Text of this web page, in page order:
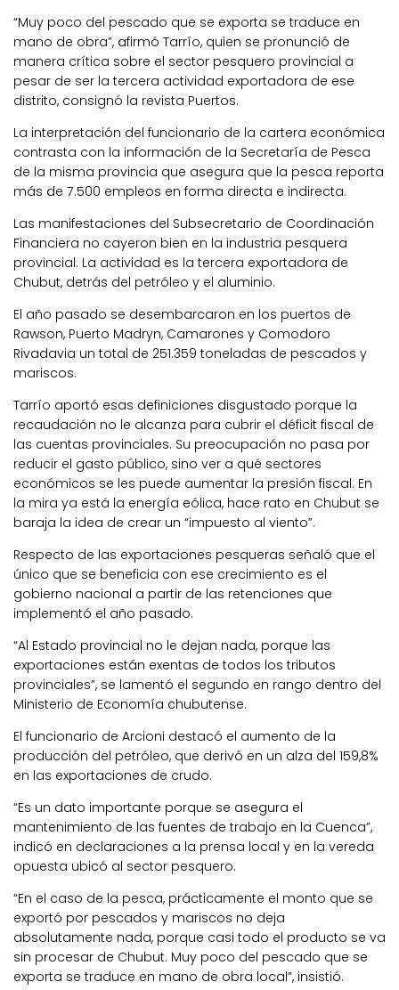
“Muy poco del pescado que se exporta se traduce en
mano de obra”, afirmó Tarrío, quien se pronunció de
manera crítica sobre el sector pesquero provincial a
pesar de ser la tercera actividad exportadora de ese
distrito, consignó la revista Puertos.
La interpretación del funcionario de la cartera económica
contrasta con la información de la Secretaría de Pesca
de la misma provincia que asegura que la pesca reporta
más de 7.500 empleos en forma directa e indirecta.
Las manifestaciones del Subsecretario de Coordinación
Financiera no cayeron bien en la industria pesquera
provincial. La actividad es la tercera exportadora de
Chubut, detrás del petróleo y el aluminio.
El año pasado se desembarcaron en los puertos de
Rawson, Puerto Madryn, Camarones y Comodoro
Rivadavia un total de 251.359 toneladas de pescados y
mariscos.
Tarrío aportó esas definiciones disgustado porque la
recaudación no le alcanza para cubrir el déficit fiscal de
las cuentas provinciales. Su preocupación no pasa por
reducir el gasto público, sino ver a qué sectores
económicos se les puede aumentar la presión fiscal. En
la mira ya está la energía eólica, hace rato en Chubut se
baraja la idea de crear un “impuesto al viento”.
Respecto de las exportaciones pesqueras señaló que el
único que se beneficia con ese crecimiento es el
gobierno nacional a partir de las retenciones que
implementó el año pasado.
“Al Estado provincial no le dejan nada, porque las
exportaciones están exentas de todos los tributos
provinciales”, se lamentó el segundo en rango dentro del
Ministerio de Economía chubutense.
El funcionario de Arcioni destacó el aumento de la
producción del petróleo, que derivó en un alza del 159,8%
en las exportaciones de crudo.
“Es un dato importante porque se asegura el
mantenimiento de las fuentes de trabajo en la Cuenca”,
indicó en declaraciones a la prensa local y en la vereda
opuesta ubicó al sector pesquero.
“En el caso de la pesca, prácticamente el monto que se
exportó por pescados y mariscos no deja
absolutamente nada, porque casi todo el producto se va
sin procesar de Chubut. Muy poco del pescado que se
exporta se traduce en mano de obra local”, insistió.